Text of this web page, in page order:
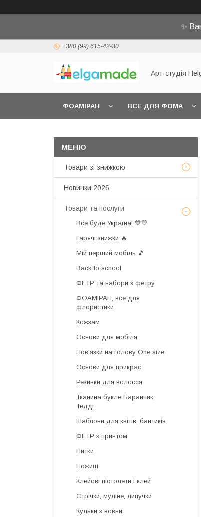
✨
+380 (99) 615-42-30
Арт-студія
ФОАМІРАН ВСЕ ДЛЯ ФОМА
Товари зі знижкою
Новинки 2026
Товари та послуги
Все буде Україна! 💙💛
Гарячі знижки 🔥
Мій перший мобіль 🎵
Back to school
ФЕТР та набори з фетру
ФОАМІРАН, все для
флористики
Кожзам
Основи для мобіля
Пов'язки на голову One size
Основи для прикрас
Резинки для волосся
Тканина букле Баранчик,
Тедді
Шаблони для квітів, бантиків
ФЕТР з принтом
Нитки
Ножиці
Клейові пістолети і клей
Стрічки, муліне, липучки
Кульки з вовни